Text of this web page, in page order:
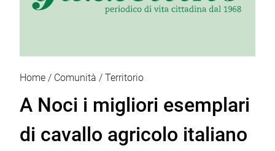
Home Comunità Territorio
A Noci i migliori esemplari
di cavallo agricolo italiano